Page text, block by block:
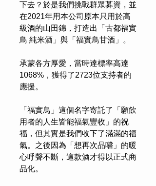
下去？於是我們挑戰群眾募資，並
在2021年用本公司原本只用於高
級酒的山田錦，打造出「古都福實
鳥 純米酒」與「福實鳥甘酒」。
承蒙各方厚愛，當時達標率高達
1068%，獲得了2723位支持者的
應援。
「福實鳥」這個名字寄託了「願飲
用者的人生皆能福氣豐收」的祝
福，但其實是我們收下了滿滿的福
氣。之後因為「想再次品嚐」的暖
心呼聲不斷，這款酒才得以正式商
品化。